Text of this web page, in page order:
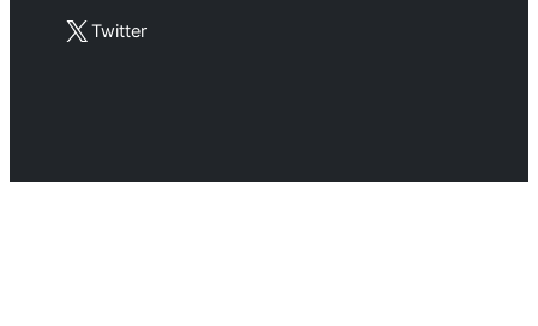
X Twitter